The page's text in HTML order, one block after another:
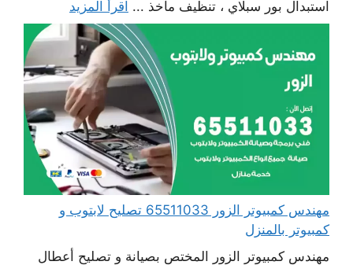
استبدال بور سبلاي ، تنظيف مآخذ ... اقرأ المزيد
مهندس كمبيوتر الزور 65511033 تصليح لابتوب و
كمبيوتر بالمنزل
مهندس كمبيوتر الزور المختص بصيانة و تصليح أعطال